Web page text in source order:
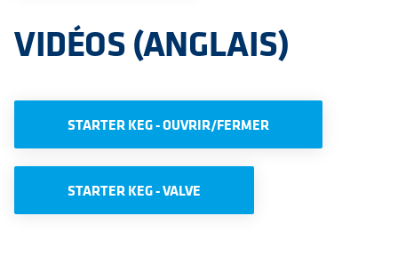
VIDÉOS (ANGLAIS)
STARTER KEG - OUVRIR/FERMER
STARTER KEG - VALVE